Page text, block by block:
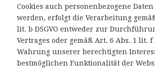
Cookies auch personenbezogene
werden, erfolgt die Verarbeitung
lit. b DSGVO entweder zur
Vertrages oder gemäß Art. 6 Abs. 1 lit. f
Wahrung unserer berechtigten
bestmöglichen Funktionalität der